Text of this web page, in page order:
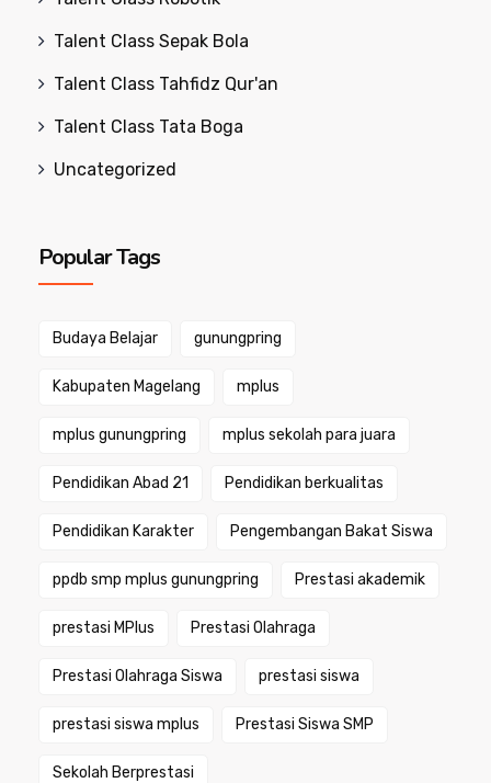
Talent Class Sepak Bola
Talent Class Tahfidz Qur'an
Talent Class Tata Boga
Uncategorized
Popular Tags
Budaya Belajar gunungpring
Kabupaten Magelang mplus
mplus gunungpring mplus sekolah para juara
Pendidikan Abad 21 Pendidikan berkualitas
Pendidikan Karakter Pengembangan Bakat Siswa
ppdb smp mplus gunungpring Prestasi akademik
prestasi MPlus Prestasi Olahraga
Prestasi Olahraga Siswa prestasi siswa
prestasi siswa mplus Prestasi Siswa SMP
Sekolah Berprestasi